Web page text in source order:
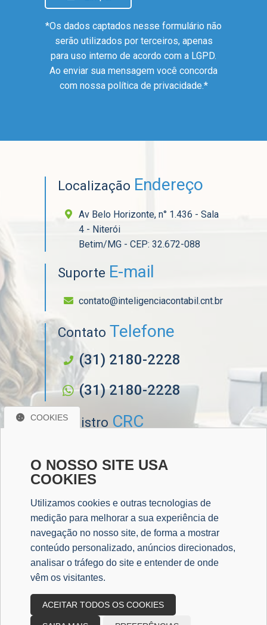
*Os dados captados nesse formulário não
serão utilizados por terceiros, apenas
para uso interno de acordo com a LGPD.
Ao enviar sua mensagem você concorda
com nossa política de privacidade.*
Localização Endereço
Av Belo Horizonte, n° 1.436 - Sala
4 - Niterói
Betim/MG - CEP: 32.672-088
Suporte E-mail
contato@inteligenciacontabil.cnt.br
Contato Telefone
(31) 2180-2228
(31) 2180-2228
Registro CRC
Redes
Mapa do Escritório
COOKIES
O NOSSO SITE USA
COOKIES
Utilizamos cookies e outras tecnologias de
medição para melhorar a sua experiência de
navegação no nosso site, de forma a mostrar
conteúdo personalizado, anúncios direcionados,
analisar o tráfego do site e entender de onde
vêm os visitantes.
ACEITAR TODOS OS COOKIES